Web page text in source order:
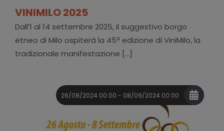
VINIMILO 2025
Dall’1 al 14 settembre 2025, il suggestivo borgo
etneo di Milo ospiterà la 45ª edizione di ViniMilo, la
tradizionale manifestazione [...]
26/08/2024 00:00 - 08/09/2024 00:00